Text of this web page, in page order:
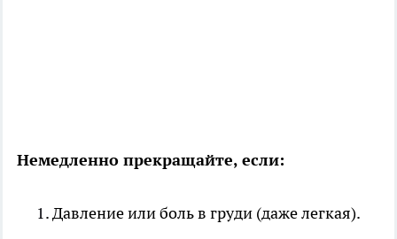
Немедленно прекращайте, если:
Давление или боль в груди (даже легкая).